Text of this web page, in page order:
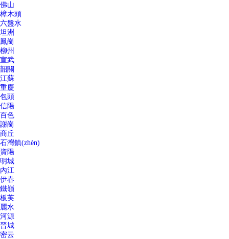
佛山
樟木頭
六盤水
坦洲
鳳崗
柳州
宣武
韶關
江蘇
重慶
包頭
信陽
百色
謝崗
商丘
石灣鎮(zhèn)
資陽
明城
內江
伊春
鐵嶺
板芙
麗水
河源
晉城
密云